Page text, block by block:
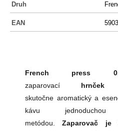
Druh
EAN
French press
zaparovací
skutočne aromatický a
kávu
metódou.Zaparovač je